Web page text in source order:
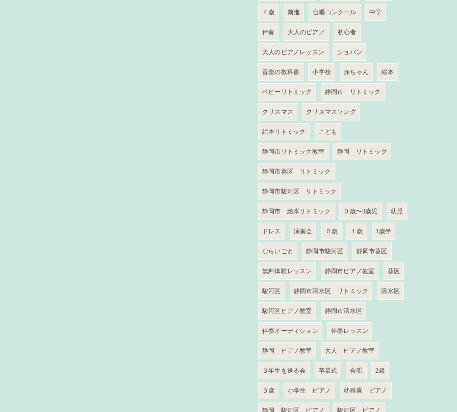
４歳 前進 合唱コンクール 中学
伴奏 大人のピアノ 初心者
大人のピアノレッスン ショパン
音楽の教科書 小学校 赤ちゃん 絵本
ベビーリトミック 静岡市 リトミック
クリスマス クリスマスソング
絵本リトミック こども
静岡市リトミック教室 静岡 リトミック
静岡市葵区 リトミック
静岡市駿河区 リトミック
静岡市 絵本リトミック ０歳〜3歳児 幼児
ドレス 演奏会 ０歳 １歳 1歳半
ならいごと 静岡市駿河区 静岡市葵区
無料体験レッスン 静岡市ピアノ教室 葵区
駿河区 静岡市清水区 リトミック 清水区
駿河区ピアノ教室 静岡市清水区
伴奏オーディション 伴奏レッスン
静岡 ピアノ教室 大人 ピアノ教室
３年生を送る会 卒業式 合唱 2歳
３歳 小学生 ピアノ 幼稚園 ピアノ
静岡 駿河区 ピアノ 駿河区 ピアノ